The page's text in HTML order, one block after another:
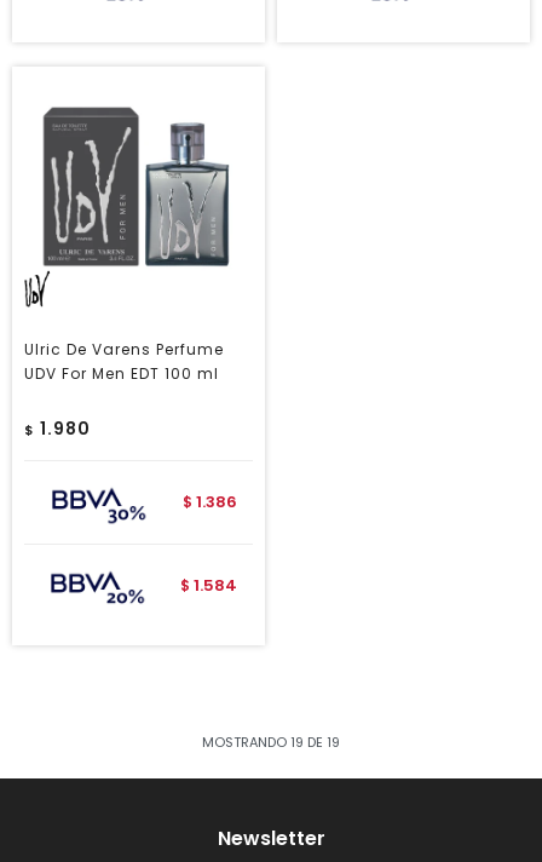
Ulric De Varens Perfume
UDV For Men EDT 100 ml
$ 1.980
$ 1.386
$ 1.584
MOSTRANDO 19 DE 19
Newsletter